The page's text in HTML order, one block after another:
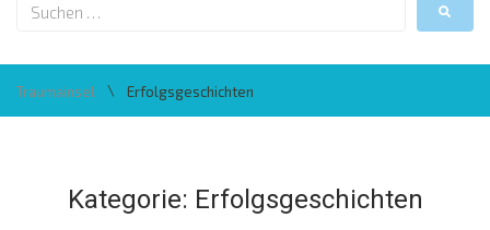
Traumainsel \ Erfolgsgeschichten
Kategorie: Erfolgsgeschichten